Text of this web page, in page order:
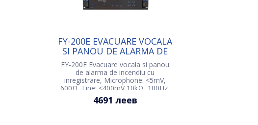
FY-200E EVACUARE VOCALA
SI PANOU DE ALARMA DE
INCENDIU CU
INREGISTRARE
FY-200E Evacuare vocala si panou
de alarma de incendiu cu
inregistrare, Microphone: <5mV,
600Ω, Line: <400mV 10kΩ, 100Hz-
3.4kHz(±3dB), AC 220-240V/50-
60Hz, 484×350×88mm
4691 леев